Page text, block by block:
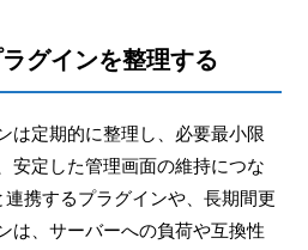
グインを整理する
は定期的に整理し、必要最小限
安定した管理画面の維持につな
携するプラグインや、長期間更
は、サーバーへの負荷や互換性